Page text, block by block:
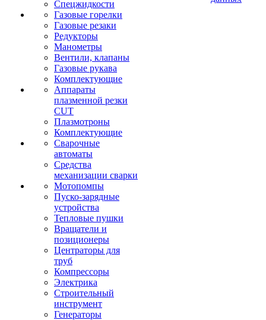
Спецжидкости
Газовые горелки
Газовые резаки
Редукторы
Манометры
Вентили, клапаны
Газовые рукава
Комплектующие
Аппараты
плазменной резки
CUT
Плазмотроны
Комплектующие
Сварочные
автоматы
Средства
механизации сварки
Мотопомпы
Пуско-зарядные
устройства
Тепловые пушки
Вращатели и
позиционеры
Центраторы для
труб
Компрессоры
Электрика
Строительный
инструмент
Генераторы